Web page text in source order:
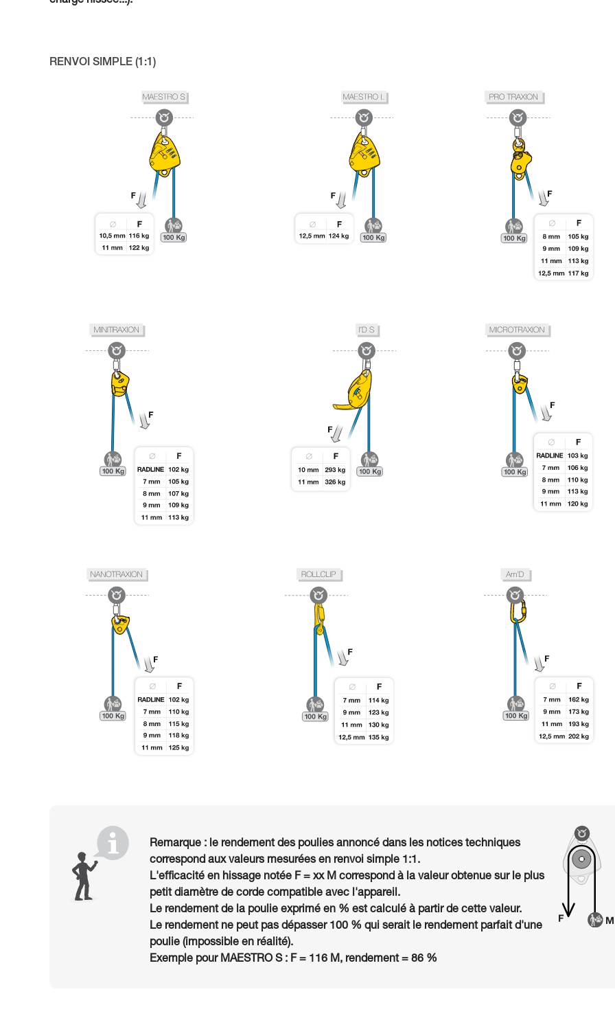
RENVOI SIMPLE (1:1)
Remarque : le rendement des poulies annoncé dans les notices techniques
correspond aux valeurs mesurées en renvoi simple 1:1.
L'efficacité en hissage notée F = xx M correspond à la valeur obtenue sur le plus
petit diamètre de corde compatible avec l'appareil.
Le rendement de la poulie exprimé en % est calculé à partir de cette valeur.
Le rendement ne peut pas dépasser 100 % qui serait le rendement parfait d'une
poulie (impossible en réalité).
Exemple pour MAESTRO S : F = 116 M, rendement = 86 %